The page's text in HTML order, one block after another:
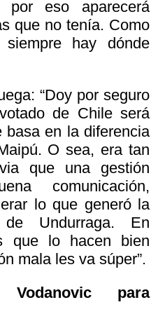
por eso aparecerá
que no tenía. Como
hay dónde
“Doy por seguro
de Chile será
basa en la diferencia
O sea, era tan
que una gestión
comunicación,
lo que generó la
de Undurraga. En
que lo hacen bien
mala les va súper”.
para